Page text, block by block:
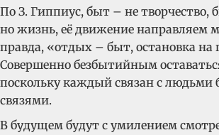
По З. Гиппиус, быт – не творчество,
но жизнь, её движение направляем
правда, «отдых – быт, остановка на
Совершенно безбытийным
поскольку каждый связан с
связями.
В будущем будут с умилением